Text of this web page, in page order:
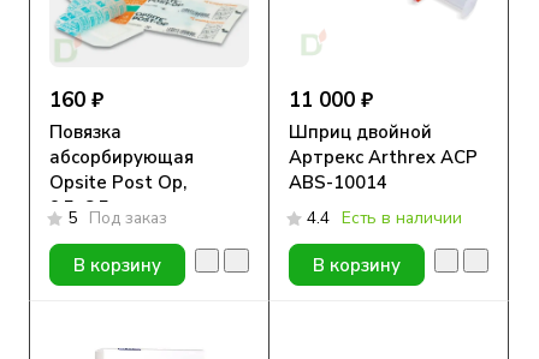
160 ₽
Повязка
абсорбирующая
Opsite Post Op,
9,5х8,5 см, пленочная
5 Под заказ
В корзину
11 000 ₽
Шприц двойной
Артрекс Arthrex ACP
ABS-10014
4.4 Есть в наличии
В корзину